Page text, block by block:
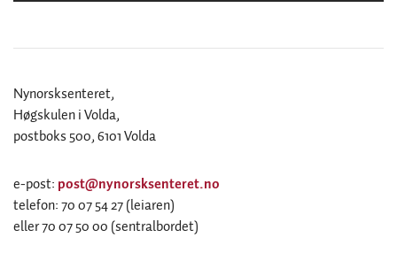
Nynorsksenteret,
Høgskulen i Volda,
postboks 500, 6101 Volda
e-post: post@nynorsksenteret.no
telefon: 70 07 54 27 (leiaren)
eller 70 07 50 00 (sentralbordet)